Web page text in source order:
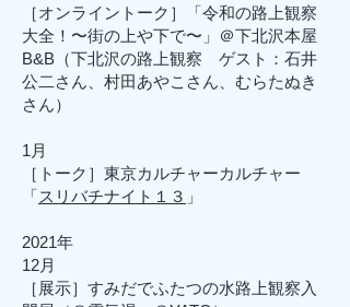
［オンライントーク］「令和の路上観察
大全！〜街の上や下で〜」＠下北沢本屋
B&B（下北沢の路上観察 ゲスト：石井
公二さん、村田あやこさん、むらたぬき
さん）
1月
［トーク］東京カルチャーカルチャー
「スリバチナイト１３ 」
2021年
12月
［展示］すみだでふたつの水路上観察入